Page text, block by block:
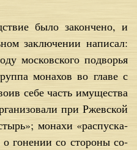
бы­ло за­кон­че­но, и
за­клю­че­нии на­пи­сал:
мос­ков­ско­го по­дво­рья
мо­на­хов во гла­ве с
се­бе часть иму­ще­ства
при Ржев­ской
мо­на­хи «рас­пус­ка­
го­не­нии со сто­ро­ны со­